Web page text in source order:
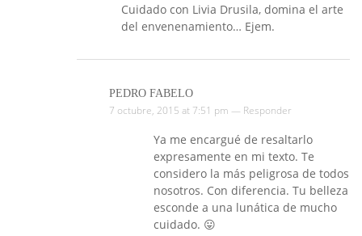
Cuidado con Livia Drusila, domina el arte
del envenenamiento… Ejem.
PEDRO FABELO
7 octubre, 2015 at 7:51 pm — Responder
Ya me encargué de resaltarlo
expresamente en mi texto. Te
considero la más peligrosa de todos
nosotros. Con diferencia. Tu belleza
esconde a una lunática de mucho
cuidado. 😛